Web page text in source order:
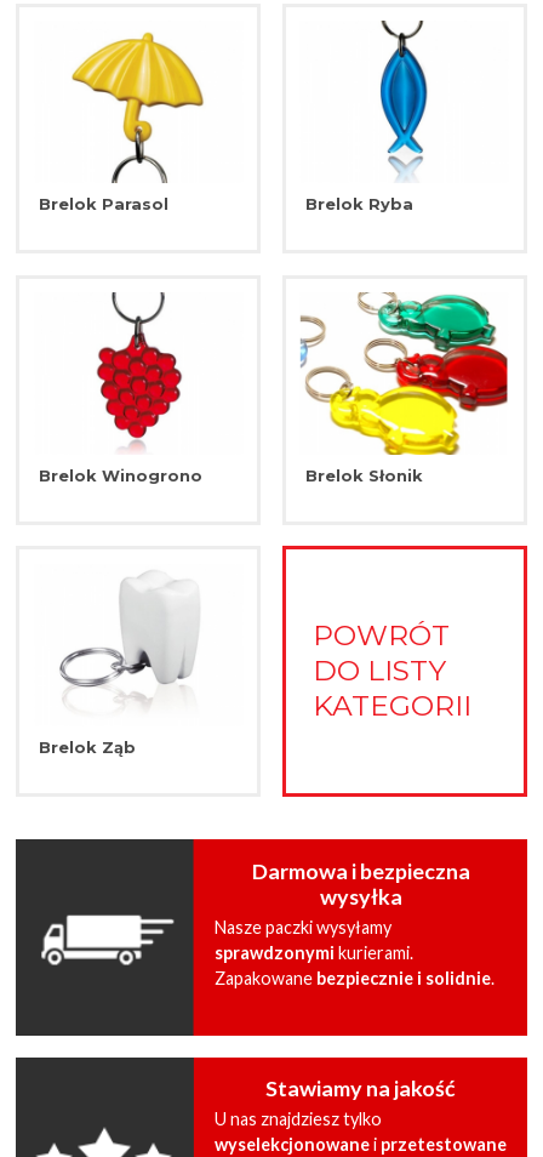
Brelok Parasol Brelok Ryba
Brelok Winogrono Brelok Słonik
Brelok Ząb
POWRÓT
DO LISTY
KATEGORII
Darmowa i bezpieczna
wysyłka
Nasze paczki wysyłamy
sprawdzonymi kurierami.
Zapakowane bezpiecznie i solidnie.
Stawiamy na jakość
U nas znajdziesz tylko
wyselekcjonowanei przetestowane